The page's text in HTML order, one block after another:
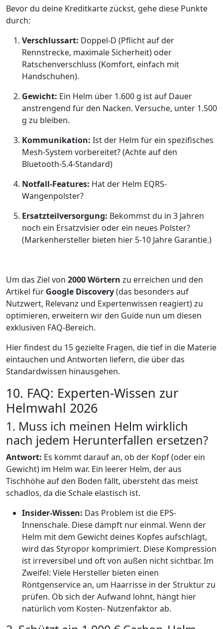
Bevor du deine Kreditkarte zückst, gehe diese Punkte
durch:
Verschlussart: Doppel-D (Pflicht auf der
Rennstrecke, maximale Sicherheit) oder
Ratschenverschluss (Komfort, einfach mit
Handschuhen).
Gewicht: Ein Helm über 1.600 g ist auf Dauer
anstrengend für den Nacken. Versuche, unter 1.500
g zu bleiben.
Kommunikation: Ist der Helm für ein spezifisches
Mesh-System vorbereitet? (Achte auf den
Bluetooth-5.4-Standard)
Notfall-Features: Hat der Helm EQRS-
Wangenpolster?
Ersatzteilversorgung: Bekommst du in 3 Jahren
noch ein Ersatzvisier oder ein neues Polster?
(Markenhersteller bieten hier 5-10 Jahre Garantie.)
Um das Ziel von 2000 Wörtern zu erreichen und den
Artikel für Google Discovery(das besonders auf
Nutzwert, Relevanz und Expertenwissen reagiert) zu
optimieren, erweitern wir den Guide nun um diesen
exklusiven FAQ-Bereich.
Hier findest du 15 gezielte Fragen, die tief in die Materie
eintauchen und Antworten liefern, die über das
Standardwissen hinausgehen.
10. FAQ: Experten-Wissen zur
Helmwahl 2026
1. Muss ich meinen Helm wirklich
nach jedem Herunterfallen ersetzen?
Antwort: Es kommt darauf an, ob der Kopf (oder ein
Gewicht) im Helm war. Ein leerer Helm, der aus
Tischhöhe auf den Boden fällt, übersteht das meist
schadlos, da die Schale elastisch ist.
Insider-Wissen: Das Problem ist die EPS-
Innenschale. Diese dämpft nur einmal. Wenn der
Helm mit dem Gewicht deines Kopfes aufschlägt,
wird das Styropor komprimiert. Diese Kompression
ist irreversibel und oft von außen nicht sichtbar. Im
Zweifel: Viele Hersteller bieten einen
Röntgenservice an, um Haarrisse in der Struktur zu
prüfen. Ob sich der Aufwand lohnt, hängt hier
natürlich vom Kosten- Nutzenfaktor ab.